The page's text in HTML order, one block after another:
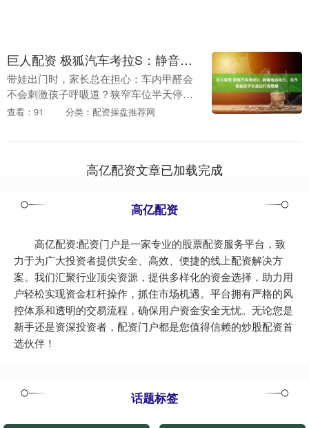
巨人配资 极狐汽车考拉S：静音电动动力，北汽极狐孩子长途出行安稳睡
带娃出门时，家长总在担心：车内甲醛会
不会刺激孩子呼吸道？狭窄车位半天停不
进去怎么办？孩子在嘈杂车厢里坐不住、
S，从童趣外观方便....
查看：91 分类：配资操盘推荐网
高亿配资文章已加载完成
高亿配资
高亿配资:配资门户是一家专业的股票配资服务平台，致
力于为广大投资者提供安全、高效、便捷的线上配资解决方
案。我们汇聚行业顶尖资源，提供多样化的资金选择，助力用
户轻松实现资金杠杆操作，抓住市场机遇。平台拥有严格的风
控体系和透明的交易流程，确保用户资金安全无忧。无论您是
新手还是资深投资者，配资门户都是您值得信赖的炒股配资首
选伙伴！
话题标签